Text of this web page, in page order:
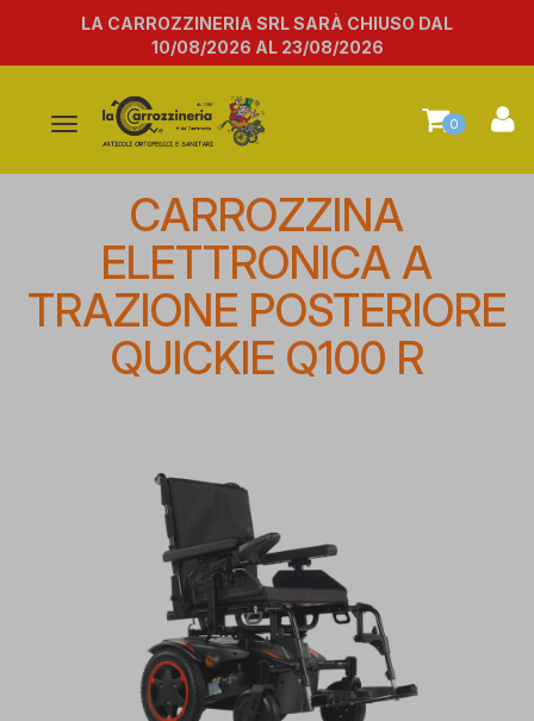
LA CARROZZINERIA SRL SARÀ CHIUSO DAL
10/08/2026 AL 23/08/2026
Attiva/disattiva
navigazione
0
CARROZZINA
ELETTRONICA A
TRAZIONE POSTERIORE
QUICKIE Q100 R